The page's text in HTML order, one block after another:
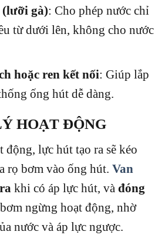
(lưỡi gà): Cho phép nước chỉ
từ dưới lên, không cho nước
hoặc ren kết nối: Giúp lắp
ống hút dễ dàng.
HOẠT ĐỘNG
lực hút tạo ra sẽ kéo
rọ bơm vào ống hút. Van
khi có áp lực hút, và đóng
ngừng hoạt động, nhờ
nước và áp lực ngược.